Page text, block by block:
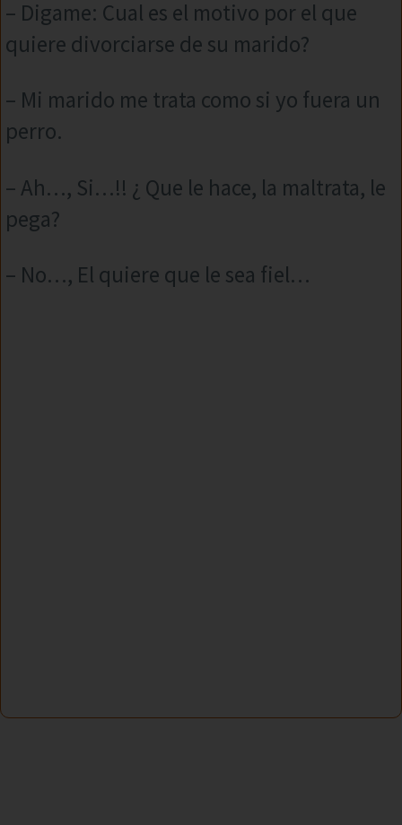
– Digame: Cual es el motivo por el que
quiere divorciarse de su marido?
– Mi marido me trata como si yo fuera un
perro.
– Ah…, Si…!! ¿ Que le hace, la maltrata, le
pega?
– No…, El quiere que le sea fiel…